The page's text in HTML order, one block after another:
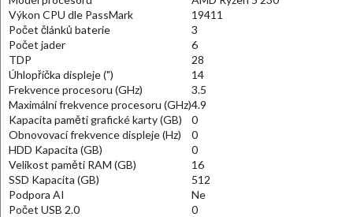
Výkon CPU dle PassMark
19411
Počet článků baterie
3
Počet jader
6
TDP
28
Úhlopříčka displeje (")
14
Frekvence procesoru (GHz)
3.5
Maximální frekvence procesoru (GHz)4.9
Kapacita paměti grafické karty (GB)
0
Obnovovací frekvence displeje (Hz)
0
HDD Kapacita (GB)
0
Velikost paměti RAM (GB)
16
SSD Kapacita (GB)
512
Podpora AI
Ne
Počet USB 2.0
0